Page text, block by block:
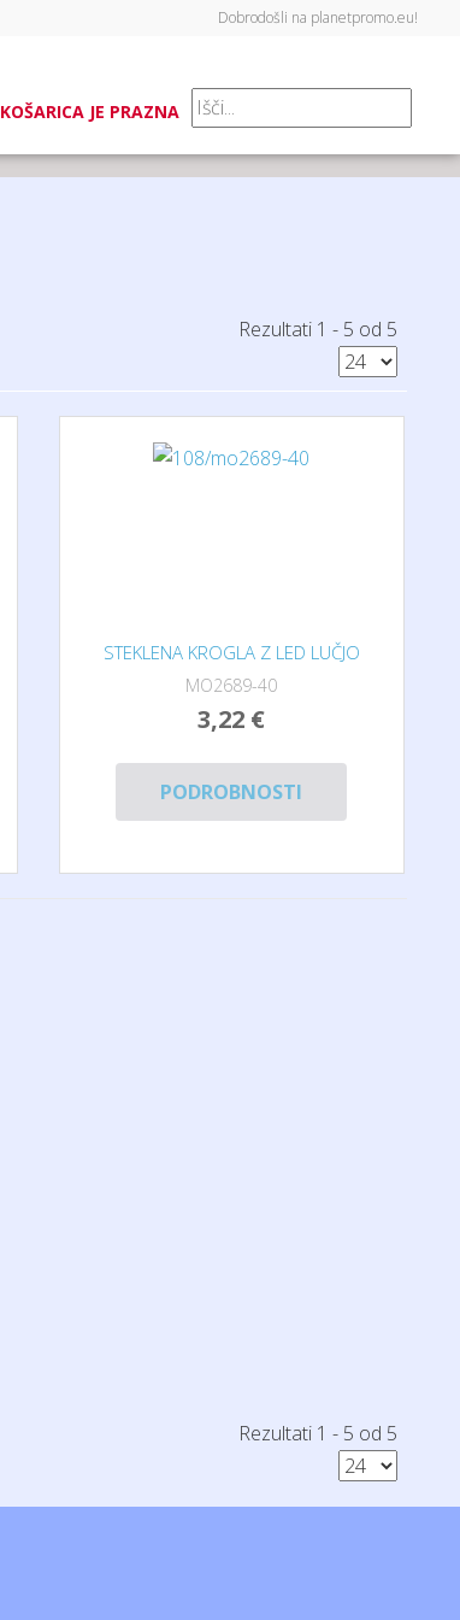
Dobrodošli na planetpromo.eu!
KOŠARICA JE PRAZNA
Rezultati 1 - 5 od 5
STEKLENA KROGLA Z LED LUČJO
MO2689-40
3,22 €
PODROBNOSTI
Rezultati 1 - 5 od 5